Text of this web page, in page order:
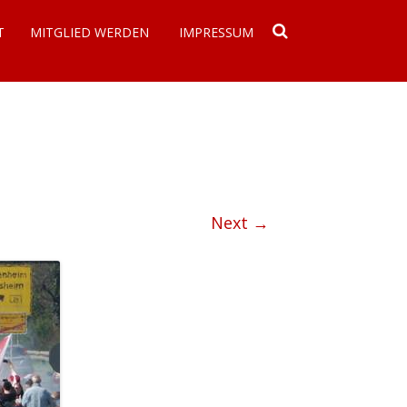
MITGLIED WERDEN IMPRESSUM
Next →